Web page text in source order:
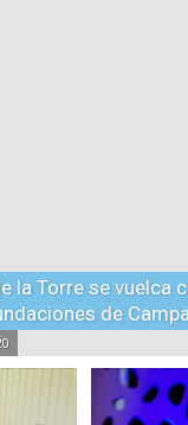
la Torre se vuelca
de